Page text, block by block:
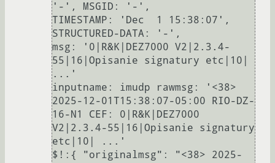
'-', MSGID: '-',
TIMESTAMP: 'Dec  1 15:38:07',
STRUCTURED-DATA: '-',
msg: '0|R&K|DEZ7000 V2|2.3.4-
55|16|Opisanie signatury etc|10|
...'
inputname: imudp rawmsg: '<38>
2025-12-01T15:38:07-05:00 RIO-DZ-
16-N1 CEF: 0|R&K|DEZ7000
V2|2.3.4-55|16|Opisanie signatury
etc|10| ...'
$!:{ "originalmsg": "<38> 2025-